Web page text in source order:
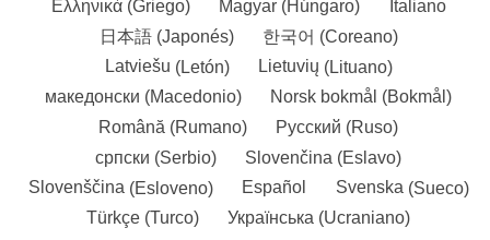
Ελληνικά(Griego) Magyar (Húngaro)
Italiano
日本語(Japonés) 한국어 (Coreano)
Latviešu (Letón) Lietuvių (Lituano)
македонски (Macedonio) Norsk bokmål (Bokmål)
Română (Rumano) Русский (Ruso)
српски (Serbio) Slovenčina (Eslavo)
Slovenščina(Esloveno) Español Svenska(Sueco)
Türkçe (Turco) Українська (Ucraniano)